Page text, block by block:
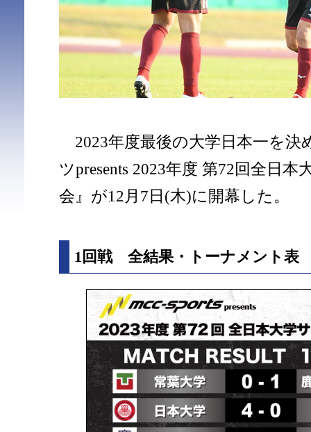
2023年度最後の大学日本一を決
ツpresents 2023年度 第72回全日
会』が12月7日(木)に開幕した。
1回戦 全結果・トーナメント表